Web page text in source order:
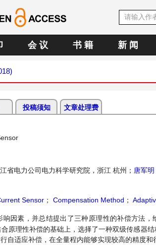
会 议 书 籍 新 闻
投稿须知 文章处理费
江省电力公司电力科学研究院，浙江 杭州； 唐军明
Sensor ； Compensation Method ；
因素，并总结提出了三种原理性的补偿方法，
原理性补偿的基础上，选择了一种双级传感器
适应补偿，在全量程内能够实现较高的精度和